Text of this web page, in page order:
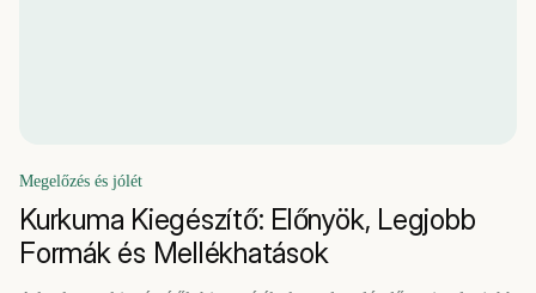
Megelőzés és jólét
Kurkuma Kiegészítő: Előnyök, Legjobb
Formák és Mellékhatások